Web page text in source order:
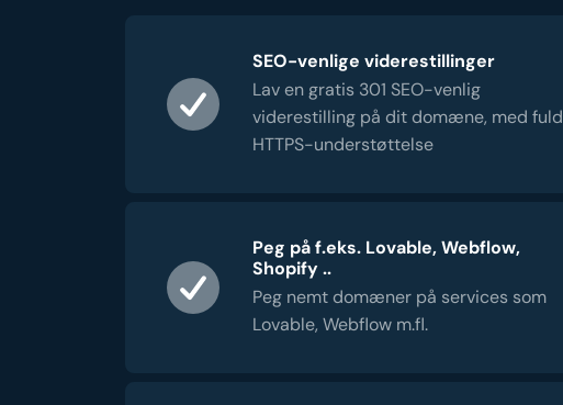
SEO-venlige viderestillinger
Lav en gratis 301 SEO-venlig
viderestilling på dit domæne, med fuld
HTTPS-understøttelse
Peg på f.eks. Lovable, Webflow,
Shopify ..
Peg nemt domæner på services som
Lovable, Webflow m.fl.